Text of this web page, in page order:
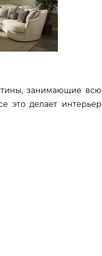
занимающие всю
это делает интерьер